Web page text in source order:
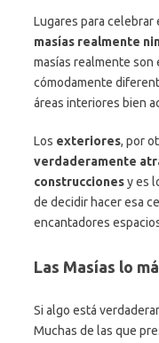
Lugares para celebrar
masías realmente
masías realmente son
cómodamente
áreas interiores bien
Los exteriores, por
verdaderamente
construccionesy es
de decidir hacer esa
encantadores
Las Masías lo
Si algo está
Muchas de las que